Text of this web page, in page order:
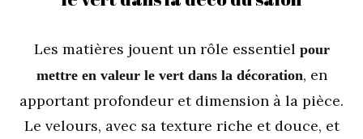
Les matières jouent un rôle essentiel pour
mettre en valeur le vert dans la décoration, en
apportant profondeur et dimension à la pièce.
Le velours, avec sa texture riche et douce, et